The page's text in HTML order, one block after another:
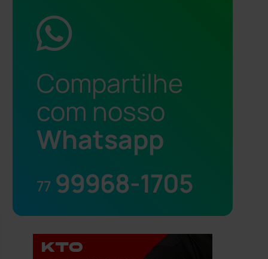
Compartilhe
com nosso
Whatsapp
77 99968-1705